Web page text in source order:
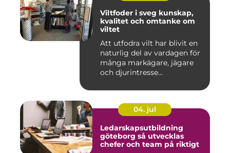
Viltfoder i sveg kunskap,
kvalitet och omtanke om
viltet
Att utfodra vilt har blivit en
naturlig del av vardagen för
många markägare, jägare
och djurintresse...
04. jul
Ledarskapsutbildning
göteborg så utvecklas
chefer och team på riktigt